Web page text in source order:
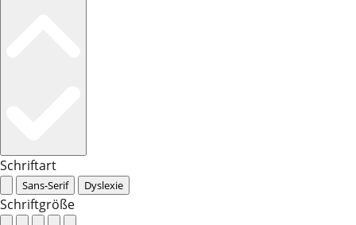
Schriftart
Sans-Serif Dyslexie
Schriftgröße